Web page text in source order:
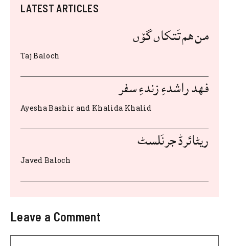
e
o
o
k
te s di
st
LATEST ARTICLES
من هم تَتکاں گۆں
Taj Baloch
فهد راشدءِ زندءِ سفر
Ayesha Bashir and Khalida Khalid
ریٹائرڈ جرنَلسٹ
Javed Baloch
Leave a Comment